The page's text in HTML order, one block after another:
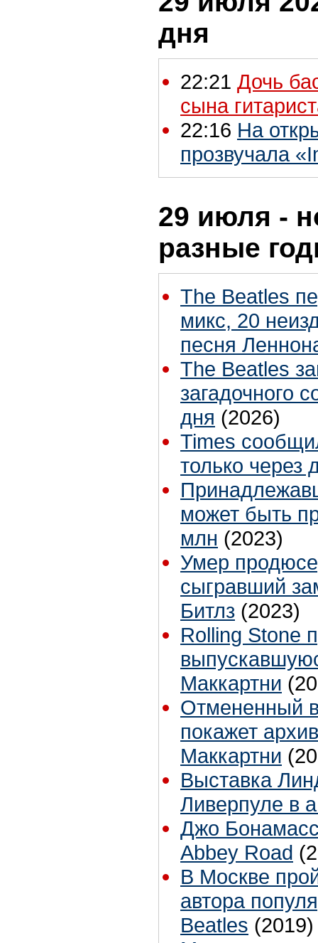
дня
22:21 Дочь
сына
22:16 На
прозвучала
29 июля -
разные
The Beatles
микс, 20
песня
The Beatles
загадочного
дня (2026)
Times
только через
может быть
млн (2023)
Умер
сыгравший
Битлз (2023)
Rolling Stone
Маккартни
Отмененный
покажет
Маккартни
Выставка
Ливерпуле в
Джо
Abbey Road
В Москве
автора
Beatles (2019)